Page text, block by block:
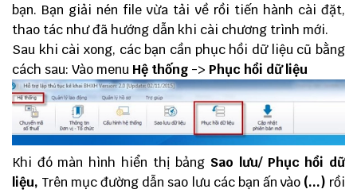
bạn. Bạn giải nén file vừa tải về rồi tiến hành cài đặt,
thao tác như đã hướng dẫn khi cài chương trình mới.
Sau khi cài xong, các bạn cần phục hồi dữ liệu cũ bằng
cách sau: Vào menu Hệ thống -> Phục hồi dữ liệu
Khi đó màn hình hiển thị bảng Sao lưu/ Phục hồi dữ
liệu, Trên mục đường dẫn sao lưu các bạn ấn vào (...) rồi